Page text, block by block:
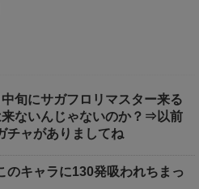
中旬にサガフロリマスター来る
来ないんじゃないのか？⇒以前
チャがありましてね
のキャラに130発吸われちまっ